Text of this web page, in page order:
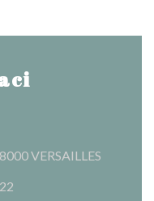
VERSAILLES